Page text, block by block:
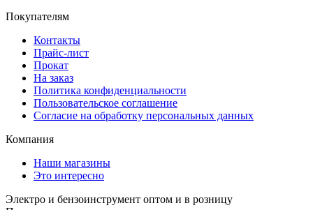
Покупателям
Контакты
Прайс-лист
Прокат
На заказ
Политика конфиденциальности
Пользовательское соглашение
Согласие на обработку персональных данных
Компания
Наши магазины
Это интересно
Электро и бензоинструмент оптом и в розницу